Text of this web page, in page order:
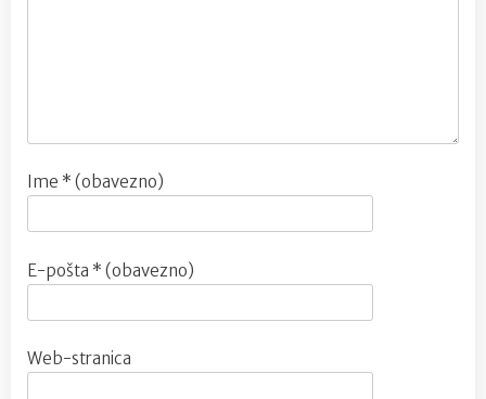
Ime * (obavezno)
E-pošta * (obavezno)
Web-stranica